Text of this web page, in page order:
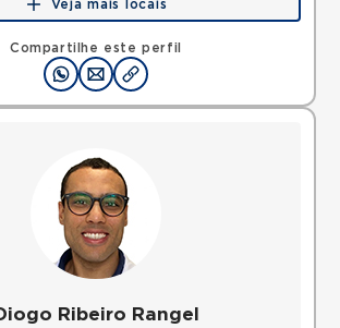
Compartilhe este perfil
NORTE, Brasilia, DF, 70770560 •Mapa
Veja mais locais
Ribeiro Rangel